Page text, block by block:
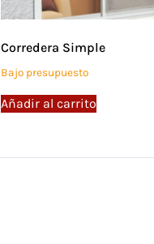
Corredera Simple
Bajo presupuesto
Añadir al carrito